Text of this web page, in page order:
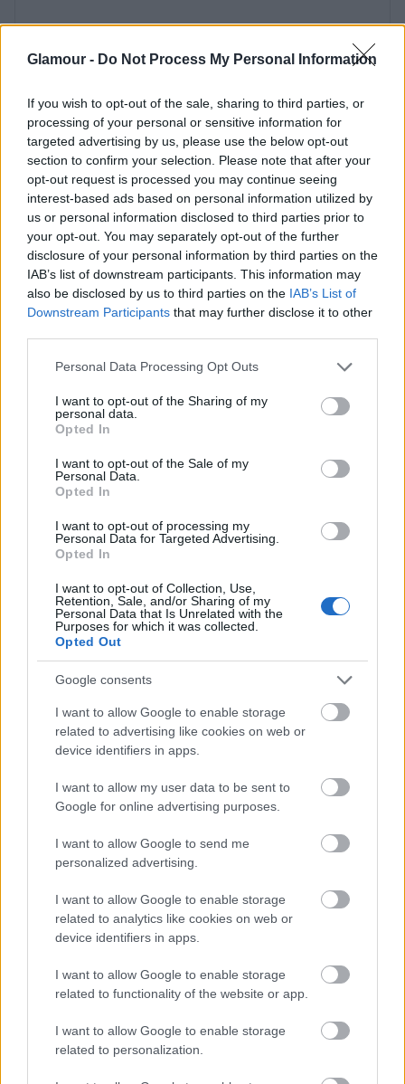
Glamour - Do Not Process My Personal Information
If you wish to opt-out of the sale, sharing to third parties, or
processing of your personal or sensitive information for
targeted advertising by us, please use the below opt-out
section to confirm your selection. Please note that after your
opt-out request is processed you may continue seeing
interest-based ads based on personal information utilized by
us or personal information disclosed to third parties prior to
your opt-out. You may separately opt-out of the further
disclosure of your personal information by third parties on the
IAB’s list of downstream participants. This information may
also be disclosed by us to third parties on the IAB’s List of
Downstream Participants that may further disclose it to other
Please note that this website/app uses one or more Google
not limited to your visit or usage behaviour. You may click to
grant or deny consent to Google and its third-party tags to
use your data for below specified purposes in below Google
consent section.
Personal Data Processing Opt Outs
I want to opt-out of the Sharing of my
personal data.
Opted In
I want to opt-out of the Sale of my
Personal Data.
Opted In
I want to opt-out of processing my
Personal Data for Targeted Advertising.
Opted In
I want to opt-out of Collection, Use,
Retention, Sale, and/or Sharing of my
Personal Data that Is Unrelated with the
Purposes for which it was collected.
Opted Out
Google consents
I want to allow Google to enable storage
related to advertising like cookies on web or
device identifiers in apps.
I want to allow my user data to be sent to
Google for online advertising purposes.
I want to allow Google to send me
personalized advertising.
I want to allow Google to enable storage
related to analytics like cookies on web or
device identifiers in apps.
I want to allow Google to enable storage
related to functionality of the website or app.
I want to allow Google to enable storage
related to personalization.
A babák a vártnál korábban
érkeztek
meg a napvilágot, tehát jóval a decemberre
tervezett időpont előtt.
a világon!!!!”
– fogalmazott posztjában Nagy Ervin,
aki a picik érkezése után két nappal a
nyilvánossággal is megosztotta a fantasztikus hírt.